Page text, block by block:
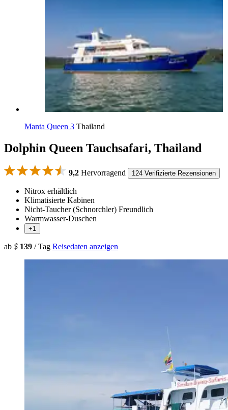
Manta Queen 3 Thailand
Dolphin Queen Tauchsafari, Thailand
9,2 Hervorragend 124 Verifizierte Rezensionen
Nitrox erhältlich
Klimatisierte Kabinen
Nicht-Taucher (Schnorchler) Freundlich
Warmwasser-Duschen
+1
ab $ 139 / Tag Reisedaten anzeigen